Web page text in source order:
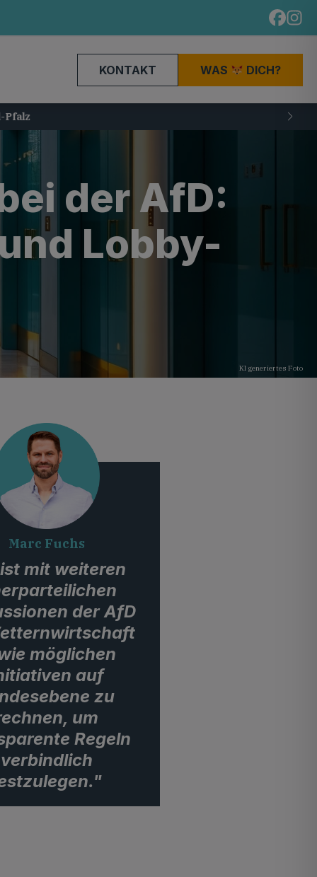
KONTAKT WAS DICH?
der AfD:
Lobby-
KI generiertes Foto
Marc Fuchs
mit weiteren
der AfD
möglichen
auf
zu
um
Regeln
verbindlich